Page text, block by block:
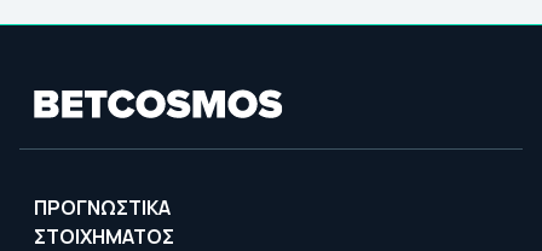
ΠΡΟΓΝΩΣΤΙΚΑ
ΣΤΟΙΧΗΜΑΤΟΣ